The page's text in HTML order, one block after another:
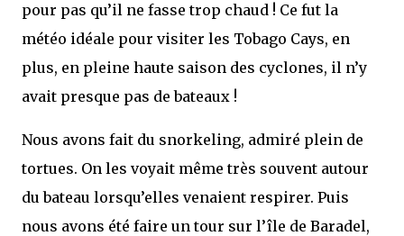
pour pas qu’il ne fasse trop chaud ! Ce fut la
météo idéale pour visiter les Tobago Cays, en
plus, en pleine haute saison des cyclones, il n’y
avait presque pas de bateaux !
Nous avons fait du snorkeling, admiré plein de
tortues. On les voyait même très souvent autour
du bateau lorsqu’elles venaient respirer. Puis
nous avons été faire un tour sur l’île de Baradel,